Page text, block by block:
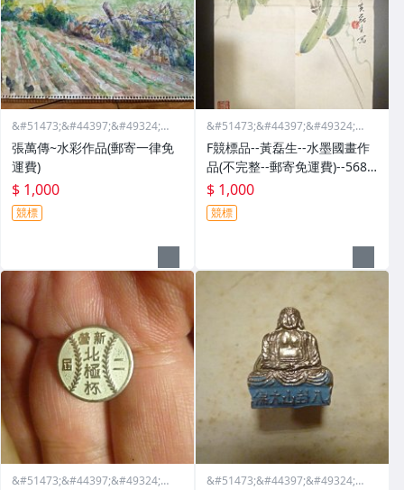
&#51473;&#44397;&#49324;&#
397;&#51665;
張萬傳~水彩作品(郵寄一律免
運費)
$ 1,000
競標
&#51473;&#44397;&#49324;&#
397;&#51665;
F競標品--黃磊生--水墨國畫作
品(不完整--郵寄免運費)--5685
1
$ 1,000
競標
&#51473;&#44397;&#49324;&# &#51473;&#44397;&#49324;&#